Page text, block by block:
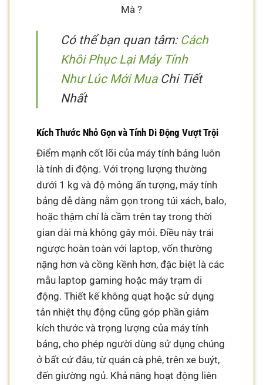
Mà ?
Có thể bạn quan tâm: Cách
Khôi Phục Lại Máy Tính
Như Lúc Mới MuaChi Tiết
Nhất
Kích Thước Nhỏ Gọn và Tính Di Động Vượt Trội
Điểm mạnh cốt lõi của máy tính bảng luôn
là tính di động. Với trọng lượng thường
dưới 1 kg và độ mỏng ấn tượng, máy tính
bảng dễ dàng nằm gọn trong túi xách, balo,
hoặc thậm chí là cầm trên tay trong thời
gian dài mà không gây mỏi. Điều này trái
ngược hoàn toàn với laptop, vốn thường
nặng hơn và cồng kềnh hơn, đặc biệt là các
mẫu laptop gaming hoặc máy trạm di
động. Thiết kế không quạt hoặc sử dụng
tản nhiệt thụ động cũng góp phần giảm
kích thước và trọng lượng của máy tính
bảng, cho phép người dùng sử dụng chúng
ở bất cứ đâu, từ quán cà phê, trên xe buýt,
đến giường ngủ. Khả năng hoạt động liên